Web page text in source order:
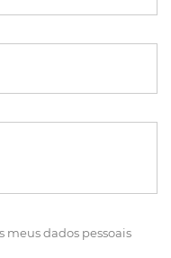
meus dados pessoais